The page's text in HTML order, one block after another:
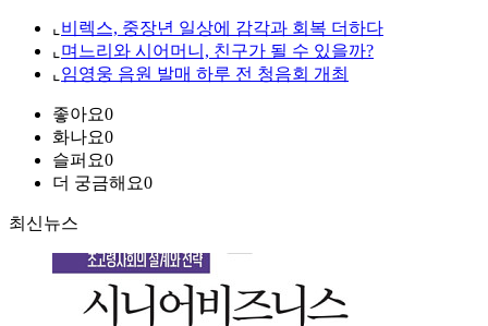
⌞ 비렉스, 중장년 일상에 감각과 회복 더하다
⌞ 며느리와 시어머니, 친구가 될 수 있을까?
⌞ 임영웅 음원 발매 하루 전 청음회 개최
좋아요0
화나요0
슬퍼요0
더 궁금해요0
최신뉴스